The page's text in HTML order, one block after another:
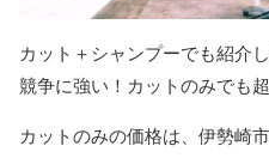
カット＋シャンプーでも紹介
競争に強い！カットのみでも超
カットのみの価格は、伊勢崎